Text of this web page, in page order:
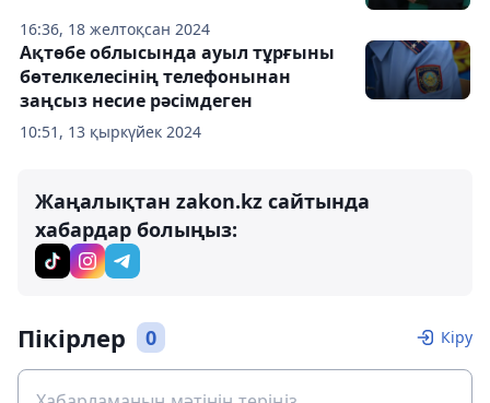
16:36, 18 желтоқсан 2024
10:51, 13 қыркүйек 2024
Ақтөбе облысында ауыл тұрғыны
бөтелкелесінің телефонынан
заңсыз несие рәсімдеген
Жаңалықтан zakon.kz сайтында
хабардар болыңыз:
Пікірлер 0 Кіру